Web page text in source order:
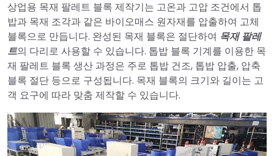
상업용 목재 팔레트 블록 제작기는 고온과 고압 조건에서 톱
밥과 목재 조각과 같은 바이오매스 원자재를 압출하여 고체
블록으로 만듭니다. 완성된 목재 블록은 절단하여 목재 팔레
트의 다리로 사용할 수 있습니다. 톱밥 블록 기계를 이용한 목
재 팔레트 블록 생산 과정은 주로 톱밥 건조, 톱밥 압출, 압축
블록 절단 등으로 구성됩니다. 목재 블록의 크기와 길이는 고
객 요구에 따라 맞춤 제작할 수 있습니다.